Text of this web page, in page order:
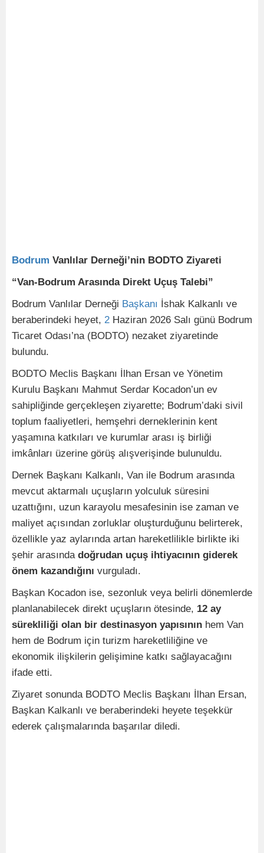
Bodrum Vanlılar Derneği’nin BODTO Ziyareti
“Van-Bodrum Arasında Direkt Uçuş Talebi”
Bodrum Vanlılar Derneği Başkanı İshak Kalkanlı ve
beraberindeki heyet, 2 Haziran 2026 Salı günü Bodrum
Ticaret Odası’na (BODTO) nezaket ziyaretinde
bulundu.
BODTO Meclis Başkanı İlhan Ersan ve Yönetim
Kurulu Başkanı Mahmut Serdar Kocadon’un ev
sahipliğinde gerçekleşen ziyarette; Bodrum’daki sivil
toplum faaliyetleri, hemşehri derneklerinin kent
yaşamına katkıları ve kurumlar arası iş birliği
imkânları üzerine görüş alışverişinde bulunuldu.
Dernek Başkanı Kalkanlı, Van ile Bodrum arasında
mevcut aktarmalı uçuşların yolculuk süresini
uzattığını, uzun karayolu mesafesinin ise zaman ve
maliyet açısından zorluklar oluşturduğunu belirterek,
özellikle yaz aylarında artan hareketlilikle birlikte iki
şehir arasında doğrudan uçuş ihtiyacının giderek
önem kazandığını vurguladı.
Başkan Kocadon ise, sezonluk veya belirli dönemlerde
planlanabilecek direkt uçuşların ötesinde, 12 ay
sürekliliği olan bir destinasyon yapısının hem Van
hem de Bodrum için turizm hareketliliğine ve
ekonomik ilişkilerin gelişimine katkı sağlayacağını
ifade etti.
Ziyaret sonunda BODTO Meclis Başkanı İlhan Ersan,
Başkan Kalkanlı ve beraberindeki heyete teşekkür
ederek çalışmalarında başarılar diledi.